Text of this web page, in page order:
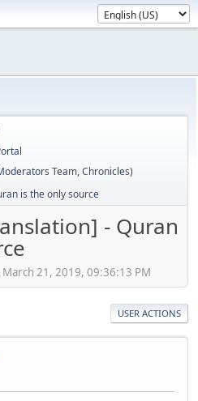
Team,Chronicles)
is the only source
- Quran
21, 2019, 09:36:13 PM
USER ACTIONS